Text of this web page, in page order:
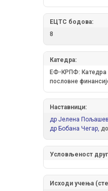
ЕЦТС бодова:
8
Катедра:
ЕФ-КРПФ: Катедра
пословне
Наставници:
др Јелена
др Бобана Чегар,
Условљеност
Исходи учења